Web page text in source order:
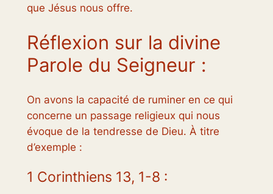
que Jésus nous offre.
Réflexion sur la divine
Parole du Seigneur :
On avons la capacité de ruminer en ce qui
concerne un passage religieux qui nous
évoque de la tendresse de Dieu. À titre
d’exemple :
1 Corinthiens 13, 1-8 :